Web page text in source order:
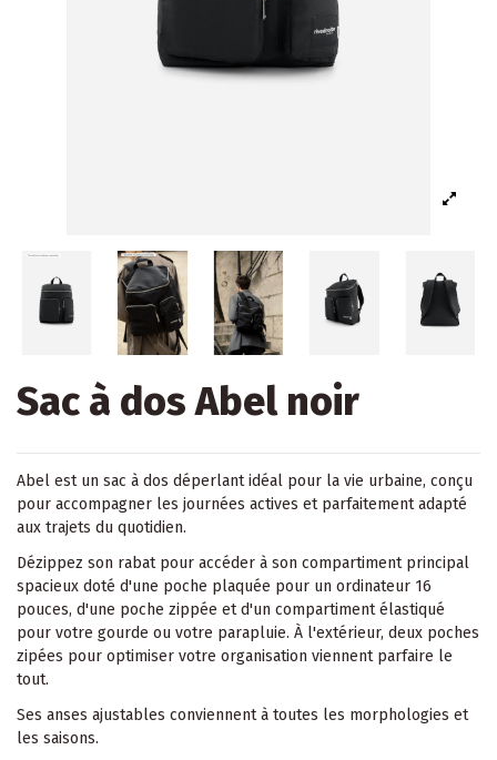
Sac à dos Abel noir
Abel est un sac à dos déperlant idéal pour la vie urbaine, conçu
pour accompagner les journées actives et parfaitement adapté
aux trajets du quotidien.
Dézippez son rabat pour accéder à son compartiment principal
spacieux doté d'une poche plaquée pour un ordinateur 16
pouces, d'une poche zippée et d'un compartiment élastiqué
pour votre gourde ou votre parapluie. À l'extérieur, deux poches
zipées pour optimiser votre organisation viennent parfaire le
tout.
Ses anses ajustables conviennent à toutes les morphologies et
les saisons.